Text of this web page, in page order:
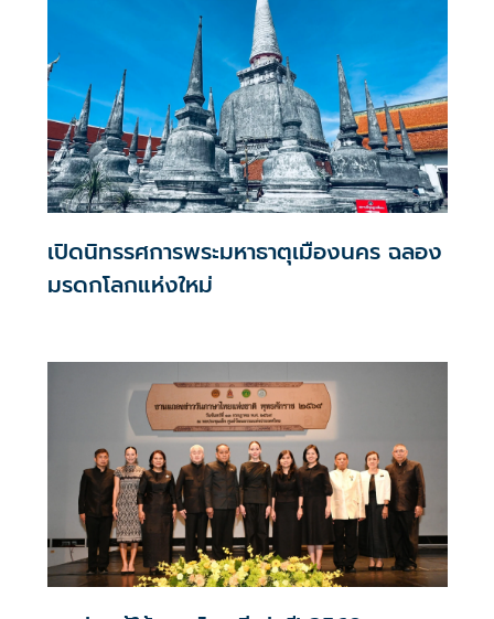
เปิดนิทรรศการพระมหาธาตุเมืองนคร ฉลอง
มรดกโลกแห่งใหม่